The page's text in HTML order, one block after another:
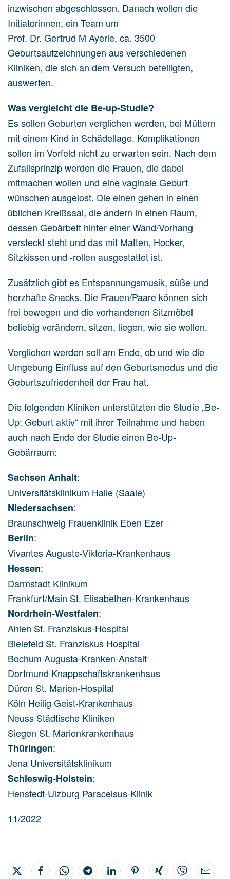
inzwischen abgeschlossen. Danach wollen die
Initiatorinnen, ein Team um
Prof. Dr. Gertrud M Ayerle, ca. 3500
Geburtsaufzeichnungen aus verschiedenen
Kliniken, die sich an dem Versuch beteiligten,
auswerten.
Was vergleicht die Be-up-Studie?
Es sollen Geburten verglichen werden, bei Müttern
mit einem Kind in Schädellage. Komplikationen
sollen im Vorfeld nicht zu erwarten sein. Nach dem
Zufallsprinzip werden die Frauen, die dabei
mitmachen wollen und eine vaginale Geburt
wünschen ausgelost. Die einen gehen in einen
üblichen Kreißsaal, die andern in einen Raum,
dessen Gebärbett hinter einer Wand/Vorhang
versteckt steht und das mit Matten, Hocker,
Sitzkissen und -rollen ausgestattet ist.
Zusätzlich gibt es Entspannungsmusik, süße und
herzhafte Snacks. Die Frauen/Paare können sich
frei bewegen und die vorhandenen Sitzmöbel
beliebig verändern, sitzen, liegen, wie sie wollen.
Verglichen werden soll am Ende, ob und wie die
Umgebung Einfluss auf den Geburtsmodus und die
Geburtszufriedenheit der Frau hat.
Die folgenden Kliniken unterstützten die Studie „Be-
Up: Geburt aktiv“ mit ihrer Teilnahme und haben
auch nach Ende der Studie einen Be-Up-
Gebärraum:
Sachsen Anhalt:
Universitätsklinikum Halle (Saale)
Niedersachsen:
Braunschweig Frauenklinik Eben Ezer
Berlin:
Vivantes Auguste-Viktoria-Krankenhaus
Hessen:
Darmstadt Klinikum
Frankfurt/Main St. Elisabethen-Krankenhaus
Nordrhein-Westfalen:
Ahlen St. Franziskus-Hospital
Bielefeld St. Franziskus Hospital
Bochum Augusta-Kranken-Anstalt
Dortmund Knappschaftskrankenhaus
Düren St. Marien-Hospital
Köln Heilig Geist-Krankenhaus
Neuss Städtische Kliniken
Siegen St. Marienkrankenhaus
Thüringen:
Jena Universitätsklinikum
Schleswig-Holstein:
Henstedt-Ulzburg Paracelsus-Klinik
11/2022